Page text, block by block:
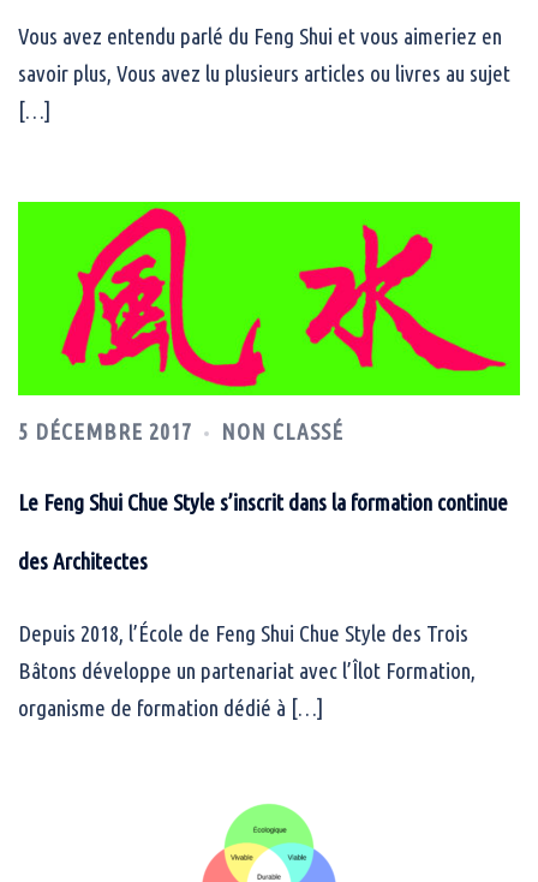
Vous avez entendu parlé du Feng Shui et vous aimeriez en
savoir plus, Vous avez lu plusieurs articles ou livres au sujet
[…]
5 DÉCEMBRE 2017 NON CLASSÉ
Le Feng Shui Chue Style s’inscrit dans la formation continue
des Architectes
Depuis 2018, l’École de Feng Shui Chue Style des Trois
Bâtons développe un partenariat avec l’Îlot Formation,
organisme de formation dédié à […]